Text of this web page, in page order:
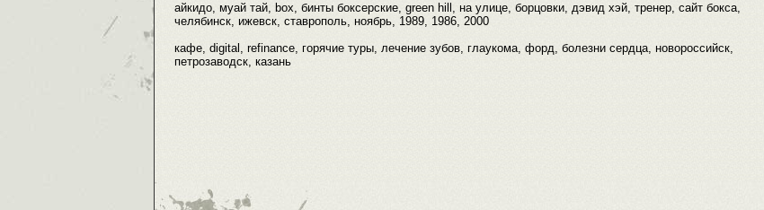
айкидо, муай тай, box, бинты боксерские, green hill, на улице, борцовки, дэвид хэй, тренер, сайт бокса,
челябинск, ижевск, ставрополь, ноябрь, 1989, 1986, 2000
кафе, digital, refinance, горячие туры, лечение зубов, глаукома, форд, болезни сердца, новороссийск,
петрозаводск, казань